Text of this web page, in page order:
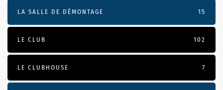
LA SALLE DE DÉMONTAGE 15
LE CLUB 102
LE CLUBHOUSE 7